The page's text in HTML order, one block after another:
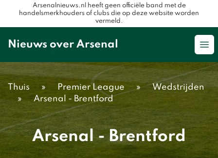
Arsenalnieuws.nl heeft geen officiële band met de
handelsmerkhouders of clubs die op deze website worden
vermeld.
Nieuws over Arsenal
Thuis » Premier League »
Wedstrijden
»
Arsenal - Brentford
Arsenal - Brentford